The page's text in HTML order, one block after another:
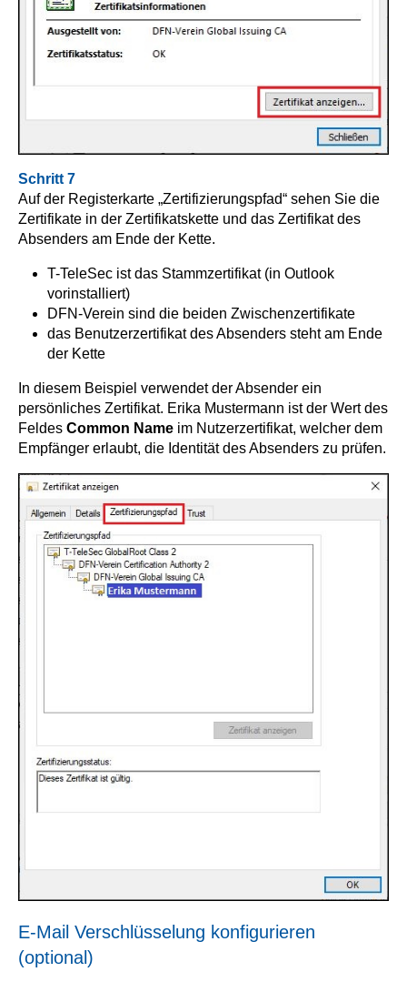
Schritt 7
Auf der Registerkarte „Zertifizierungspfad“ sehen Sie die
Zertifikate in der Zertifikatskette und das Zertifikat des
Absenders am Ende der Kette.
T-TeleSec ist das Stammzertifikat (in Outlook
vorinstalliert)
DFN-Verein sind die beiden Zwischenzertifikate
das Benutzerzertifikat des Absenders steht am Ende
der Kette
In diesem Beispiel verwendet der Absender ein
persönliches Zertifikat. Erika Mustermann ist der Wert des
Feldes Common Name im Nutzerzertifikat, welcher dem
Empfänger erlaubt, die Identität des Absenders zu prüfen.
E-Mail Verschlüsselung konfigurieren
(optional)